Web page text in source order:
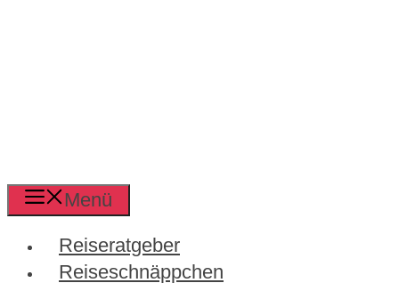
Menü
Reiseratgeber
Reiseschnäppchen